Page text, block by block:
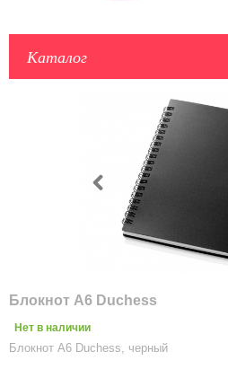
Каталог
Блокнот А6 Duchess
Нет в наличии
Блокнот А6 Duchess, черный